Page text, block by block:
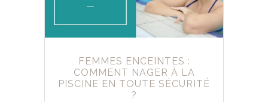
FEMMES ENCEINTES :
COMMENT NAGER À LA
PISCINE EN TOUTE SÉCURITÉ
?